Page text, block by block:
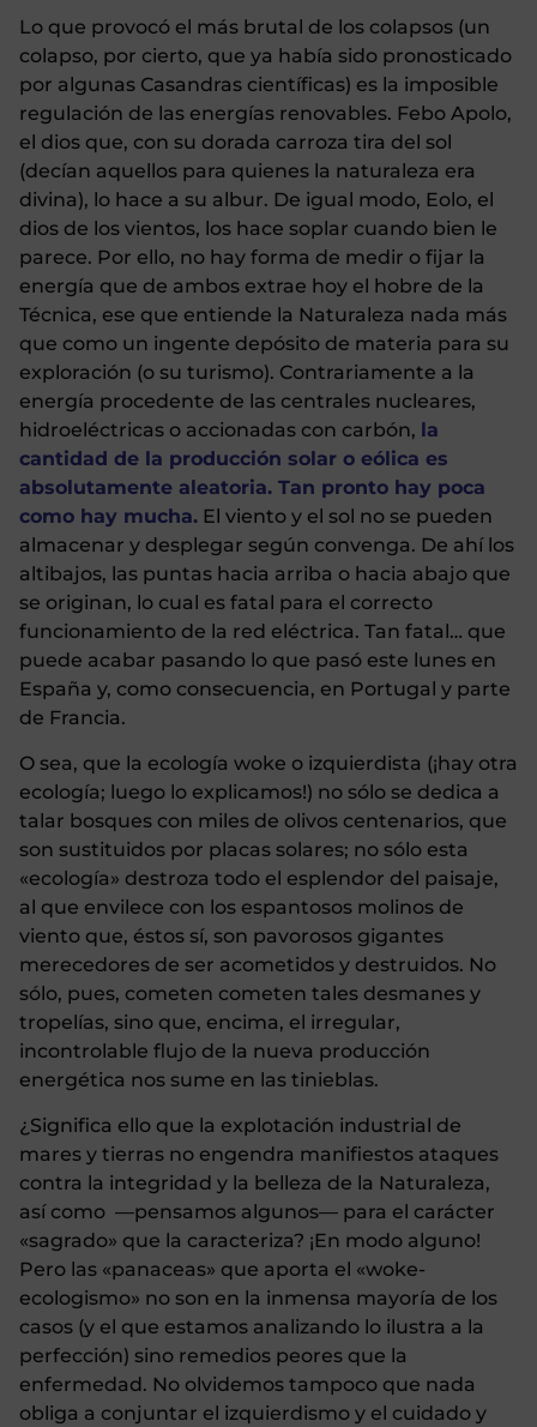
Lo que provocó el más brutal de los colapsos (un
colapso, por cierto, que ya había sido pronosticado
por algunas Casandras científicas) es la imposible
regulación de las energías renovables. Febo Apolo,
el dios que, con su dorada carroza tira del sol
(decían aquellos para quienes la naturaleza era
divina), lo hace a su albur. De igual modo, Eolo, el
dios de los vientos, los hace soplar cuando bien le
parece. Por ello, no hay forma de medir o fijar la
energía que de ambos extrae hoy el hobre de la
Técnica, ese que entiende la Naturaleza nada más
que como un ingente depósito de materia para su
exploración (o su turismo). Contrariamente a la
energía procedente de las centrales nucleares,
hidroeléctricas o accionadas con carbón, la
cantidad de la producción solar o eólica es
absolutamente aleatoria. Tan pronto hay poca
como hay mucha. El viento y el sol no se pueden
almacenar y desplegar según convenga. De ahí los
altibajos, las puntas hacia arriba o hacia abajo que
se originan, lo cual es fatal para el correcto
funcionamiento de la red eléctrica. Tan fatal… que
puede acabar pasando lo que pasó este lunes en
España y, como consecuencia, en Portugal y parte
de Francia.
O sea, que la ecología woke o izquierdista (¡hay otra
ecología; luego lo explicamos!) no sólo se dedica a
talar bosques con miles de olivos centenarios, que
son sustituidos por placas solares; no sólo esta
«ecología» destroza todo el esplendor del paisaje,
al que envilece con los espantosos molinos de
viento que, éstos sí, son pavorosos gigantes
merecedores de ser acometidos y destruidos. No
sólo, pues, cometen cometen tales desmanes y
tropelías, sino que, encima, el irregular,
incontrolable flujo de la nueva producción
energética nos sume en las tinieblas.
¿Significa ello que la explotación industrial de
mares y tierras no engendra manifiestos ataques
contra la integridad y la belleza de la Naturaleza,
así como —pensamos algunos— para el carácter
«sagrado» que la caracteriza? ¡En modo alguno!
Pero las «panaceas» que aporta el «woke-
ecologismo» no son en la inmensa mayoría de los
casos (y el que estamos analizando lo ilustra a la
perfección) sino remedios peores que la
enfermedad. No olvidemos tampoco que nada
obliga a conjuntar el izquierdismo y el cuidado y